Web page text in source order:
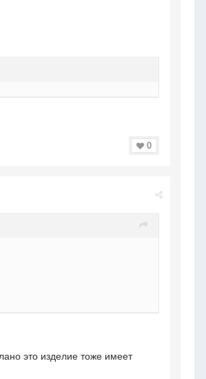
0
это изделие тоже имеет